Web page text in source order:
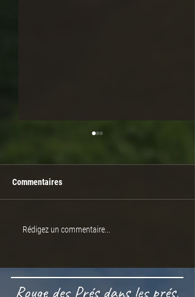
Commentaires
Rédigez un commentaire...
Rouge des Prés dans les prés,